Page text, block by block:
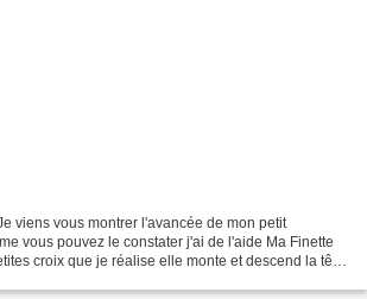
viens vous montrer l'avancée de mon petit
vous pouvez le constater j'ai de l'aide Ma Finette
croix que je réalise elle monte et descend la tête